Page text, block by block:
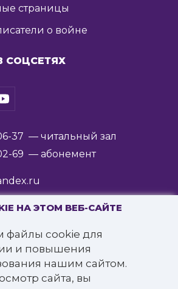
НА ЭТОМ ВЕБ-САЙТЕ
cookie для
и повышения
нашим сайтом.
сайта, вы
страницы
о войне
СОЦСЕТЯХ
37 — читальный зал
69 — абонемент
бюджетное
специальная